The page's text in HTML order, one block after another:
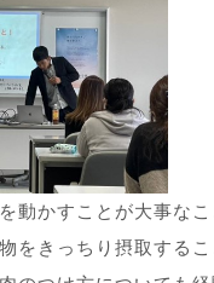
動かすことが大事な
をきっちり摂取する